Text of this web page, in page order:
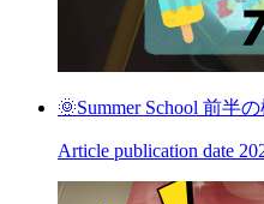
🌞Summer School 前半
Article publication date